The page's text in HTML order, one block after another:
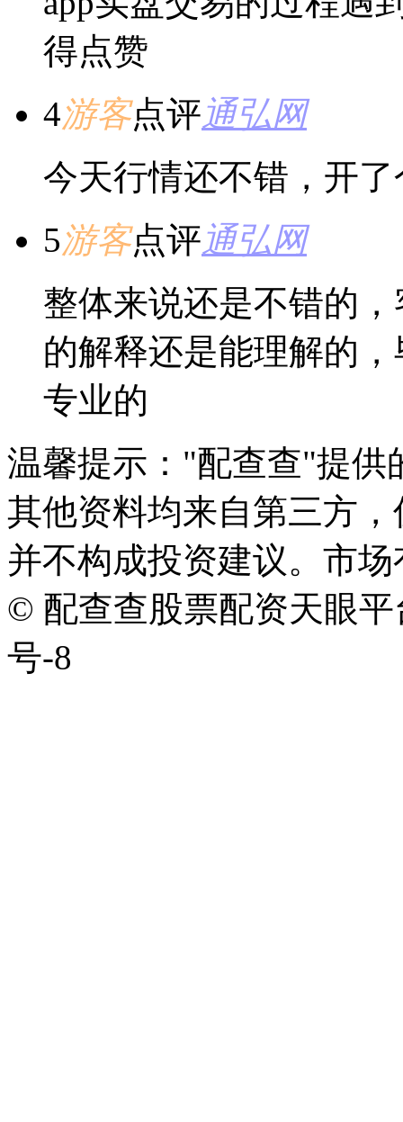
得点赞
4游客点评通弘网
今天行情还不错，开
5游客点评通弘网
整体来说还是不错的
的解释还是能理解的
专业的
温馨提示："配查查"提供
其他资料均来自第三方
并不构成投资建议。市
© 配查查股票配资天眼平
号-8